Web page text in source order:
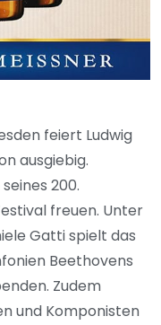
feiert Ludwig
ausgiebig.
200.
freuen. Unter
Gatti spielt das
Beethovens
Zudem
und Komponisten